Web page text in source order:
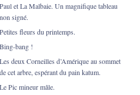
Paul et La Malbaie. Un magnifique tableau
non signé.
Petites fleurs du printemps.
Bing-bang !
Les deux Corneilles d’Amérique au sommet
de cet arbre, espérant du pain katum.
Le Pic mineur mâle.